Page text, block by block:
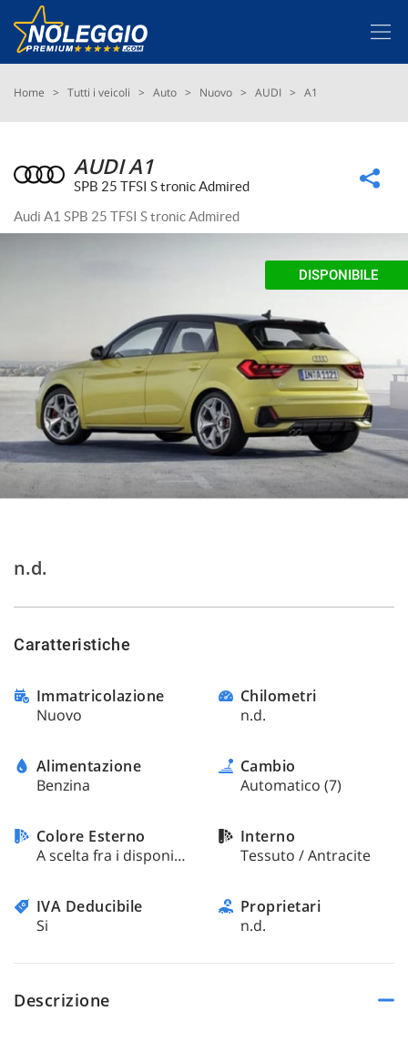
Scegli la miglior offerta
Home > Tutti i veicoli > Auto > Nuovo > AUDI > A1
AUDI A1
SPB 25 TFSI S tronic Admired
Audi A1 SPB 25 TFSI S tronic Admired
DISPONIBILE
n.d.
Caratteristiche
Immatricolazione
Nuovo
Chilometri
n.d.
Alimentazione
Benzina
Cambio
Automatico (7)
Colore Esterno
A scelta fra i disponibili / Pastello
Interno
Tessuto / Antracite
IVA Deducibile
Si
Proprietari
n.d.
Descrizione
Le
tue
preferenze
di
pannello
consente
di
alle
tecnologie
tracciamento
che
adottiamo
per
offrire
svolgere
le
descritte.
ottenere
maggiori
informazioni
e
sul
funzionamento
questi
strumenti
si
rimanda
cookie
Puoi